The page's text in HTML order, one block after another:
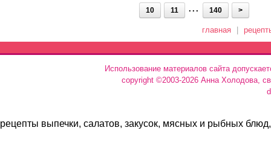
10 11 ... 140 >
главная
Использование материалов сайта
copyright ©2003-2026 Анна Холодова,
рецепты выпечки, салатов, закусок, мясных и рыбных